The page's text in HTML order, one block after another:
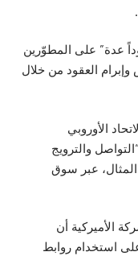
عدة” على المطوّرين
العقود من خلال
الأوروبي
والترويج
عبر سوق
الأميركية أن
استخدام روابط